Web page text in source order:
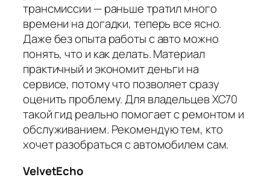
трансмиссии — раньше тратил много
времени на догадки, теперь все ясно.
Даже без опыта работы с авто можно
понять, что и как делать. Материал
практичный и экономит деньги на
сервисе, потому что позволяет сразу
оценить проблему. Для владельцев XC70
такой гид реально помогает с ремонтом и
обслуживанием. Рекомендую тем, кто
хочет разобраться с автомобилем сам.
VelvetEcho